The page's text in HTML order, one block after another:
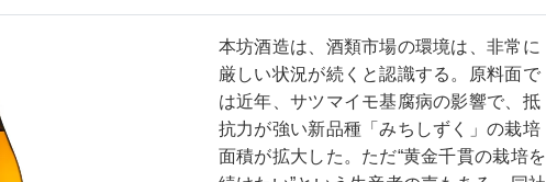
本坊酒造は、酒類市場の環境は、非常に
厳しい状況が続くと認識する。原料面で
は近年、サツマイモ基腐病の影響で、抵
抗力が強い新品種「みちしずく」の栽培
面積が拡大した。ただ“黄金千貫の栽培を